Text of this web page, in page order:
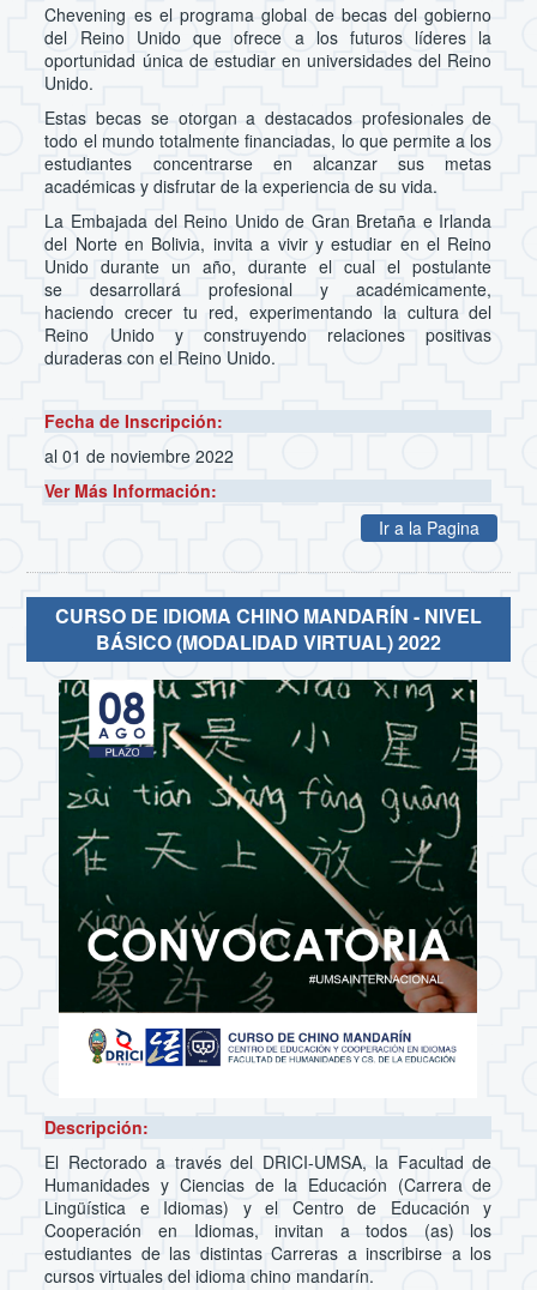
Chevening es el programa global de becas del gobierno
del Reino Unido que ofrece a los futuros líderes la
oportunidad única de estudiar en universidades del Reino
Unido.
Estas becas se otorgan a destacados profesionales de
todo el mundo totalmente financiadas, lo que permite a los
estudiantes concentrarse en alcanzar sus metas
académicas y disfrutar de la experiencia de su vida.
La Embajada del Reino Unido de Gran Bretaña e Irlanda
del Norte en Bolivia, invita a vivir y estudiar en el Reino
Unido durante un año, durante el cual el postulante
se desarrollará profesional y académicamente,
haciendo crecer tu red, experimentando la cultura del
Reino Unido y construyendo relaciones positivas
duraderas con el Reino Unido.
Fecha de Inscripción:
al 01 de noviembre 2022
Ver Más Información:
Ir a la Pagina
CURSO DE IDIOMA CHINO MANDARÍN - NIVEL
BÁSICO (MODALIDAD VIRTUAL) 2022
Descripción:
El Rectorado a través del DRICI-UMSA, la Facultad de
Humanidades y Ciencias de la Educación (Carrera de
Lingüística e Idiomas) y el Centro de Educación y
Cooperación en Idiomas, invitan a todos (as) los
estudiantes de las distintas Carreras a inscribirse a los
cursos virtuales del idioma chino mandarín.